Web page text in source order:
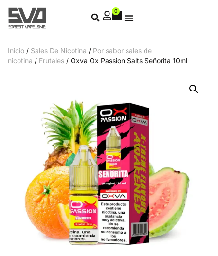
0
Inicio / Sales De Nicotina / Por sabor sales de
nicotina / Frutales / Oxva Ox Passion Salts Señorita 10ml